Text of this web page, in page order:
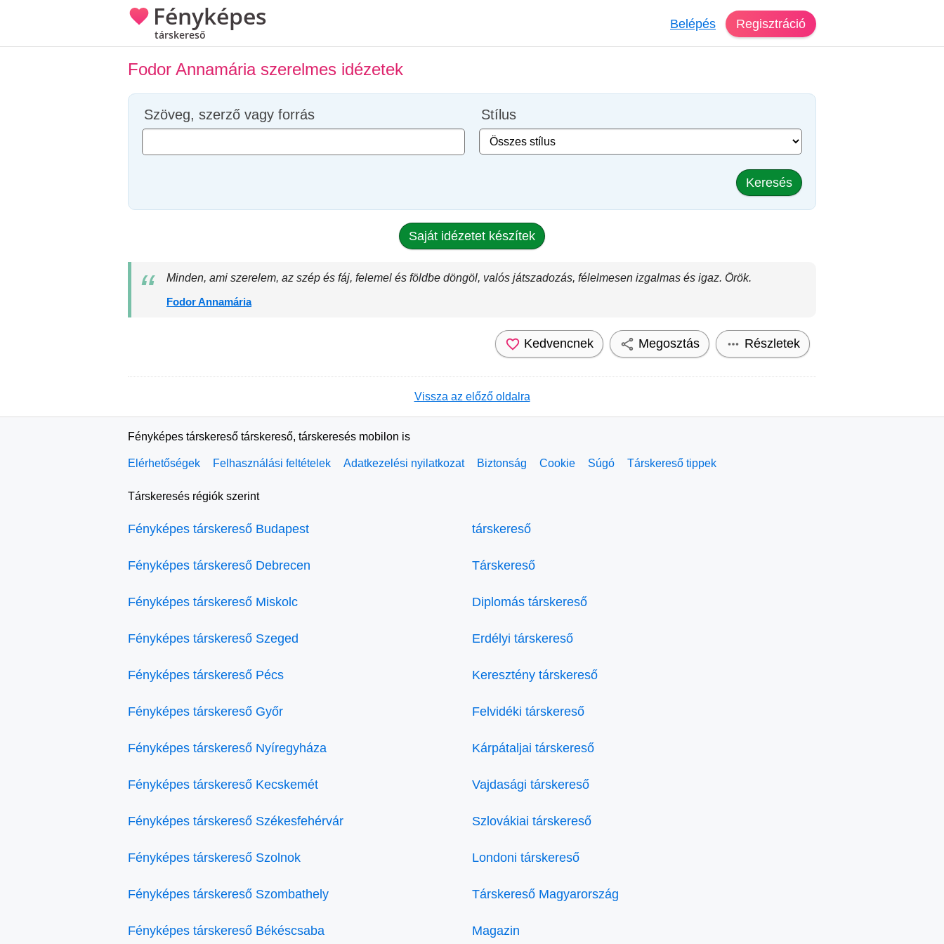
Fényképes
társkereső
Belépés Regisztráció
Fodor Annamária szerelmes idézetek
Szöveg, szerző vagy forrás Stílus
Keresés
Saját idézetet készítek
Minden, ami szerelem, az szép és fáj, felemel és földbe döngöl, valós játszadozás, félelmesen izgalmas és igaz. Örök.
Fodor Annamária
Kedvencnek Megosztás Részletek
Vissza az előző oldalra
Fényképes társkereső társkereső, társkeresés mobilon is
Elérhetőségek Felhasználási feltételek Adatkezelési nyilatkozat Biztonság Cookie Súgó Társkereső tippek
Társkeresés régiók szerint
Fényképes társkereső Budapest
Fényképes társkereső Debrecen
Fényképes társkereső Miskolc
Fényképes társkereső Szeged
Fényképes társkereső Pécs
Fényképes társkereső Győr
Fényképes társkereső Nyíregyháza
Fényképes társkereső Kecskemét
Fényképes társkereső Székesfehérvár
Fényképes társkereső Szolnok
Fényképes társkereső Szombathely
Fényképes társkereső Békéscsaba
társkereső
Társkereső
Diplomás társkereső
Erdélyi társkereső
Keresztény társkereső
Felvidéki társkereső
Kárpátaljai társkereső
Vajdasági társkereső
Szlovákiai társkereső
Londoni társkereső
Társkereső Magyarország
Magazin